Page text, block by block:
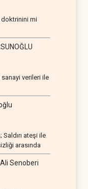
doktrinini mi
verileri ile
Saldırı ateşi ile
arasında
Senoberi